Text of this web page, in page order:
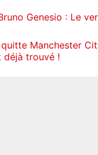
Genesio : Le
Manchester
déjà trouvé !